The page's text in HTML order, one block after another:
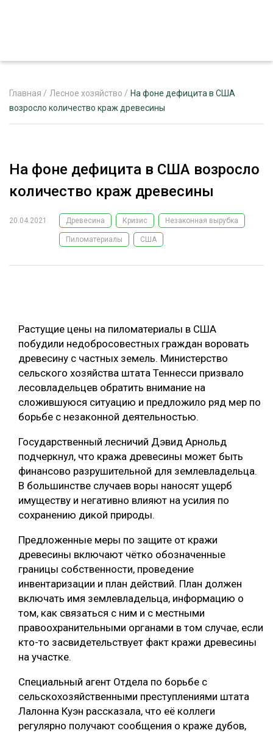
РЕКЛАМОДАТЕЛЯМ
ЛЕСНОЕ ХОЗЯЙСТВО
ЛЕСОЗАГОТОВКА
БИОЭНЕРГЕТИКА
ЛЕСОВОССТАНОВЛЕНИЕ И ЗАЩИТА
ЛОГИСТИКА
ПРОИЗВОДСТВО ДРЕВЕСНЫХ ПЛИТ
ЦБП
КОМПЛЕКСНАЯ ПЕРЕРАБОТКА
ЛЕСОПИЛЕНИЕ
ДЕРЕВЯННОЕ ДОМОСТРОЕНИЕ
БЕЗОПАСНОЕ ПРОИЗВОДСТВО
СОРТИРОВКА ДРЕВЕСИНЫ
СУШКА ДРЕВЕСИНЫ
МЕБЕЛЬНОЕ ПРОИЗВОДСТВО
ПОДБОРКИ СТАТЕЙ
Главная / Лесное хозяйство / На фоне дефицита в США
возросло количество краж древесины
На фоне дефицита в США возросло
количество краж древесины
20.04.2021 Древесина Кризис Незаконная вырубка
Пиломатериалы США
Растущие цены на пиломатериалы в США
побудили недобросовестных граждан воровать
древесину с частных земель. Министерство
сельского хозяйства штата Теннесси призвало
лесовладельцев обратить внимание на
сложившуюся ситуацию и предложило ряд мер по
борьбе с незаконной деятельностью.
Государственный лесничий Дэвид Арнольд
подчеркнул, что кража древесины может быть
финансово разрушительной для землевладельца.
В большинстве случаев воры наносят ущерб
имуществу и негативно влияют на усилия по
сохранению дикой природы.
Предложенные меры по защите от кражи
древесины включают чётко обозначенные
границы собственности, проведение
инвентаризации и план действий. План должен
включать имя землевладельца, информацию о
том, как связаться с ним и с местными
правоохранительными органами в том случае, если
кто-то засвидетельствует факт кражи древесины
на участке.
Специальный агент Отдела по борьбе с
сельскохозяйственными преступлениями штата
Лалонна Куэн рассказала, что её коллеги
регулярно получают сообщения о краже дубов,